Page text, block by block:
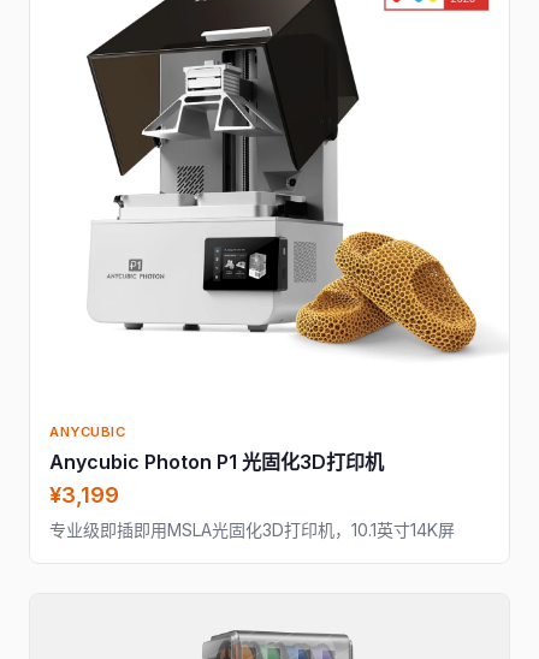
ANYCUBIC
Anycubic Photon P1 光固化3D打印机
¥3,199
专业级即插即用MSLA光固化3D打印机，10.1英寸14K屏